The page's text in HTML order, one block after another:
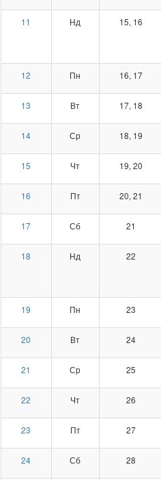
11 Нд 15, 16
12 Пн 16, 17
13 Вт 17, 18
14 Ср 18, 19
15 Чт 19, 20
16 Пт 20, 21
17 Сб 21
18 Нд 22
19 Пн 23
20 Вт 24
21 Ср 25
22 Чт 26
23 Пт 27
24 Сб 28